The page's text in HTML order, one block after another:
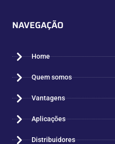
NAVEGAÇÃO
Home
Quem somos
Vantagens
Aplicações
Distribuidores